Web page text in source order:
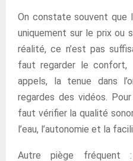
On constate souvent que
uniquement sur le prix ou
réalité, ce n’est pas
faut regarder le confort,
appels, la tenue dans
regardes des vidéos.
faut vérifier la qualité
l’eau, l’autonomie et la
Autre piège fréquent :